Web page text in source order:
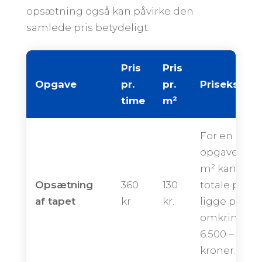
opsætning også kan påvirke den
samlede pris betydeligt.
Opgave
Pris
pr.
time
Pris
pr.
m²
Opsætning
af tapet
360
kr.
130
kr.
For en
opgave på
m² kan den
totale pris
ligge på
omkring
6.500 –
kroner.